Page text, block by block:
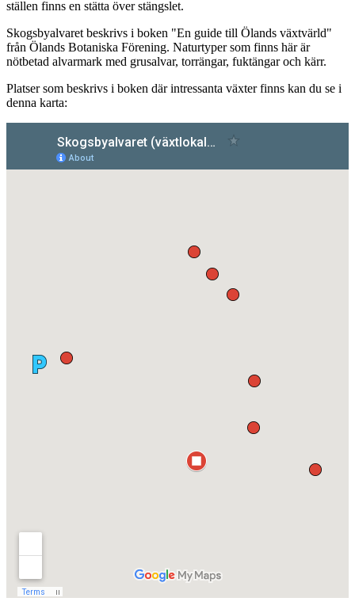
ställen finns en stätta över stängslet.
Skogsbyalvaret beskrivs i boken "En guide till Ölands växtvärld"
från Ölands Botaniska Förening. Naturtyper som finns här är
nötbetad alvarmark med grusalvar, torrängar, fuktängar och kärr.
Platser som beskrivs i boken där intressanta växter finns kan du se i
denna karta: